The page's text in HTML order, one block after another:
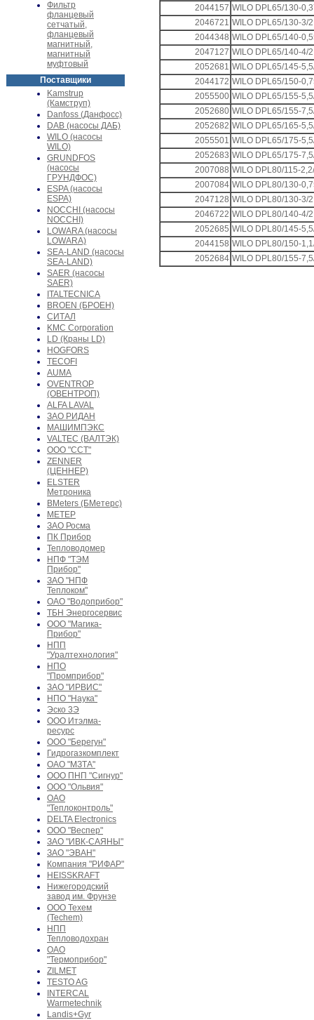
Фильтр
фланцевый
сетчатый,
фланцевый
магнитный,
магнитный
муфтовый
Поставщики
Kamstrup
(Камструп)
Danfoss (Данфосс)
DAB (насосы ДАБ)
WILO (насосы
WILO)
GRUNDFOS
(насосы
ГРУНДФОС)
ESPA (насосы
ESPA)
NOCCHI (насосы
NOCCHI)
LOWARA (насосы
LOWARA)
SEA-LAND (насосы
SEA-LAND)
SAER (насосы
SAER)
ITALTECNICA
BROEN (БРОЕН)
СИТАЛ
KMC Corporation
LD (Краны LD)
HOGFORS
TECOFI
AUMA
OVENTROP
(ОВЕНТРОП)
ALFA LAVAL
ЗАО РИДАН
МАШИМПЭКС
VALTEC (ВАЛТЭК)
ООО "ССТ"
ZENNER
(ЦЕННЕР)
ELSTER
Метроника
BMeters (БМетерс)
МЕТЕР
ЗАО Росма
ПК Прибор
Тепловодомер
НПФ "ТЭМ
Прибор"
ЗАО "НПФ
Теплоком"
ОАО "Водоприбор"
ТБН Энергосервис
ООО "Магика-
Прибор"
НПП
"Уралтехнология"
НПО
"Промприбор"
ЗАО "ИРВИС"
НПО "Наука"
Эско 3Э
ООО Итэлма-
ресурс
ООО "Берегун"
Гидрогазкомплект
ОАО "МЗТА"
ООО ПНП "Сигнур"
ООО "Ольвия"
ОАО
"Теплоконтроль"
DELTA Electronics
ООО "Веспер"
ЗАО "ИВК-САЯНЫ"
ЗАО "ЭВАН"
Компания "РИФАР"
HEISSKRAFT
Нижегородский
завод им. Фрунзе
ООО Техем
(Techem)
НПП
Тепловодохран
ОАО
"Термоприбор"
ZILMET
TESTO AG
INTERCAL
Warmetechnik
Landis+Gyr
2044157 WILO DPL65/130-
2046721 WILO DPL65/130-3/2
2044348 WILO DPL65/140-
2047127 WILO DPL65/140-4/2
2052681 WILO DPL65/145-
2044172 WILO DPL65/150-
2055500 WILO DPL65/155-
2052680 WILO DPL65/155-
2052682 WILO DPL65/165-
2055501 WILO DPL65/175-
2052683 WILO DPL65/175-
2007088 WILO DPL80/115-
2007084 WILO DPL80/130-
2047128 WILO DPL80/130-3/2
2046722 WILO DPL80/140-4/2
2052685 WILO DPL80/145-
2044158 WILO DPL80/150-
2052684 WILO DPL80/155-